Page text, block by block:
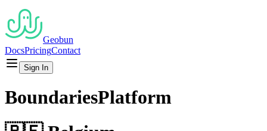
Geobun
DocsPricingContact
Sign In
BoundariesPlatform